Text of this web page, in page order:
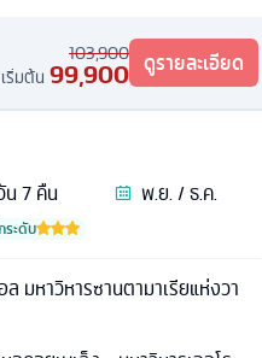
103,900
เริ่มต้น 99,900 ดูรายละเอียด
น7คืน
พ.ย. / ธ.ค.
ระดับ
มหาวิหารซานตามาเรียแห่งวา